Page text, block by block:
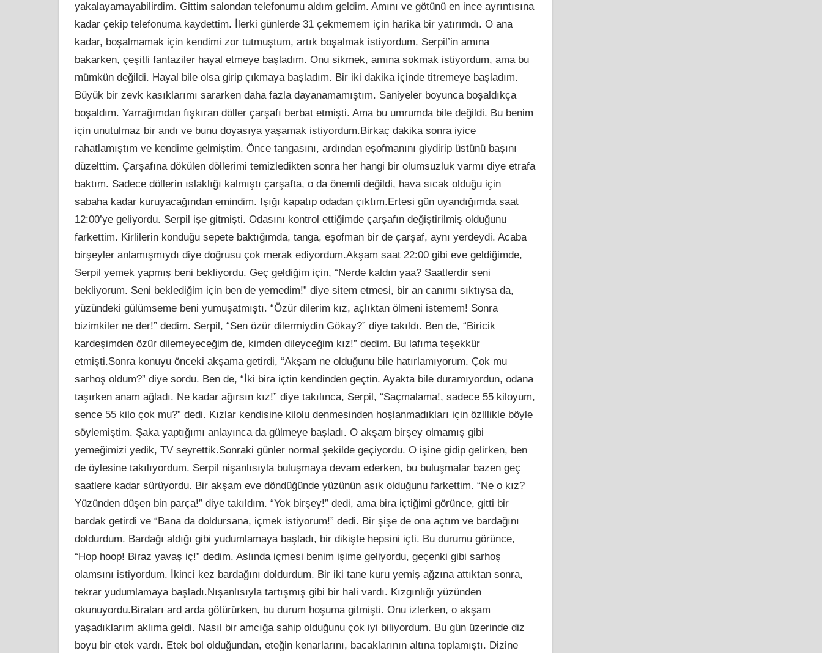
yakalayamayabilirdim. Gittim salondan telefonumu aldım geldim. Amını ve götünü en ince ayrıntısına
kadar çekip telefonuma kaydettim. İlerki günlerde 31 çekmemem için harika bir yatırımdı. O ana
kadar, boşalmamak için kendimi zor tutmuştum, artık boşalmak istiyordum. Serpil’in amına
bakarken, çeşitli fantaziler hayal etmeye başladım. Onu sikmek, amına sokmak istiyordum, ama bu
mümkün değildi. Hayal bile olsa girip çıkmaya başladım. Bir iki dakika içinde titremeye başladım.
Büyük bir zevk kasıklarımı sararken daha fazla dayanamamıştım. Saniyeler boyunca boşaldıkça
boşaldım. Yarrağımdan fışkıran döller çarşafı berbat etmişti. Ama bu umrumda bile değildi. Bu benim
için unutulmaz bir andı ve bunu doyasıya yaşamak istiyordum.Birkaç dakika sonra iyice
rahatlamıştım ve kendime gelmiştim. Önce tangasını, ardından eşofmanını giydirip üstünü başını
düzelttim. Çarşafına dökülen döllerimi temizledikten sonra her hangi bir olumsuzluk varmı diye etrafa
baktım. Sadece döllerin ıslaklığı kalmıştı çarşafta, o da önemli değildi, hava sıcak olduğu için
sabaha kadar kuruyacağından emindim. Işığı kapatıp odadan çıktım.Ertesi gün uyandığımda saat
12:00’ye geliyordu. Serpil işe gitmişti. Odasını kontrol ettiğimde çarşafın değiştirilmiş olduğunu
farkettim. Kirlilerin konduğu sepete baktığımda, tanga, eşofman bir de çarşaf, aynı yerdeydi. Acaba
birşeyler anlamışmıydı diye doğrusu çok merak ediyordum.Akşam saat 22:00 gibi eve geldiğimde,
Serpil yemek yapmış beni bekliyordu. Geç geldiğim için, “Nerde kaldın yaa? Saatlerdir seni
bekliyorum. Seni beklediğim için ben de yemedim!” diye sitem etmesi, bir an canımı sıktıysa da,
yüzündeki gülümseme beni yumuşatmıştı. “Özür dilerim kız, açlıktan ölmeni istemem! Sonra
bizimkiler ne der!” dedim. Serpil, “Sen özür dilermiydin Gökay?” diye takıldı. Ben de, “Biricik
kardeşimden özür dilemeyeceğim de, kimden dileyceğim kız!” dedim. Bu lafıma teşekkür
etmişti.Sonra konuyu önceki akşama getirdi, “Akşam ne olduğunu bile hatırlamıyorum. Çok mu
sarhoş oldum?” diye sordu. Ben de, “İki bira içtin kendinden geçtin. Ayakta bile duramıyordun, odana
taşırken anam ağladı. Ne kadar ağırsın kız!” diye takılınca, Serpil, “Saçmalama!, sadece 55 kiloyum,
sence 55 kilo çok mu?” dedi. Kızlar kendisine kilolu denmesinden hoşlanmadıkları için özlllikle böyle
söylemiştim. Şaka yaptığımı anlayınca da gülmeye başladı. O akşam birşey olmamış gibi
yemeğimizi yedik, TV seyrettik.Sonraki günler normal şekilde geçiyordu. O işine gidip gelirken, ben
de öylesine takılıyordum. Serpil nişanlısıyla buluşmaya devam ederken, bu buluşmalar bazen geç
saatlere kadar sürüyordu. Bir akşam eve döndüğünde yüzünün asık olduğunu farkettim. “Ne o kız?
Yüzünden düşen bin parça!” diye takıldım. “Yok birşey!” dedi, ama bira içtiğimi görünce, gitti bir
bardak getirdi ve “Bana da doldursana, içmek istiyorum!” dedi. Bir şişe de ona açtım ve bardağını
doldurdum. Bardağı aldığı gibi yudumlamaya başladı, bir dikişte hepsini içti. Bu durumu görünce,
“Hop hoop! Biraz yavaş iç!” dedim. Aslında içmesi benim işime geliyordu, geçenki gibi sarhoş
olamsını istiyordum. İkinci kez bardağını doldurdum. Bir iki tane kuru yemiş ağzına attıktan sonra,
tekrar yudumlamaya başladı.Nışanlısıyla tartışmış gibi bir hali vardı. Kızgınlığı yüzünden
okunuyordu.Biraları ard arda götürürken, bu durum hoşuma gitmişti. Onu izlerken, o akşam
yaşadıklarım aklıma geldi. Nasıl bir amcığa sahip olduğunu çok iyi biliyordum. Bu gün üzerinde diz
boyu bir etek vardı. Etek bol olduğundan, eteğin kenarlarını, bacaklarının altına toplamıştı. Dizine